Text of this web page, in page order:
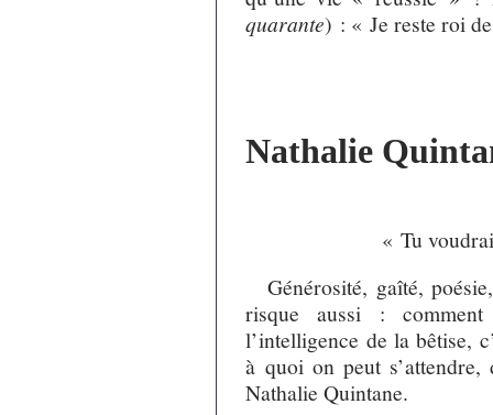
quarante) : « Je reste roi
Nathalie
« Tu
Générosité, gaîté,
risque aussi : comment
l’intelligence de la bêtise,
à quoi on peut
Nathalie Quintane.